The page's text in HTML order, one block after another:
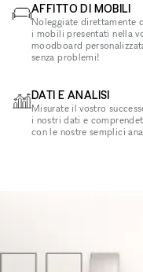
AFFITTO DI MOBILI
Noleggiate direttamente
i mobili presentati nella
moodboard
senza problemi!
DATI E ANALISI
Misurate il vostro
i nostri dati e
con le nostre semplici